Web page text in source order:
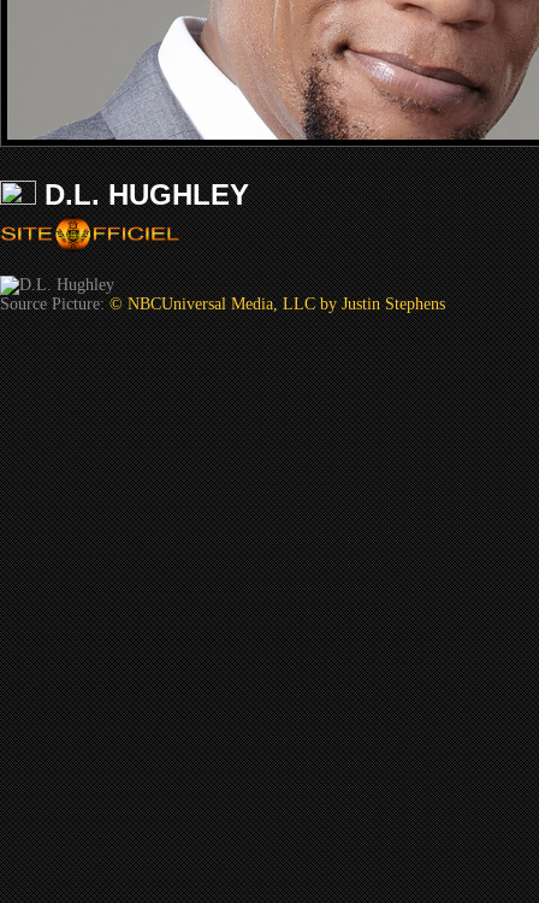
D.L. HUGHLEY
Source Picture:© NBCUniversal Media, LLC by Justin Stephens